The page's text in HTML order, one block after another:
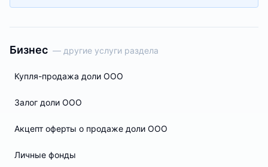
Бизнес — другие услуги раздела
Купля-продажа доли ООО
Залог доли ООО
Акцепт оферты о продаже доли ООО
Личные фонды